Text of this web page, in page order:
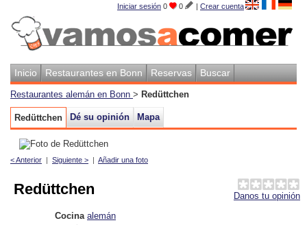
Iniciar sesión 0 0 | Crear cuenta
Inicio Restaurantes en Bonn Reservas Buscar
Restaurantes alemán en Bonn > Redüttchen
Redüttchen Dé su opinión Mapa
< Anterior | Siguiente > | Añadir una foto
Danos tu opinión
Redüttchen
Cocina alemán